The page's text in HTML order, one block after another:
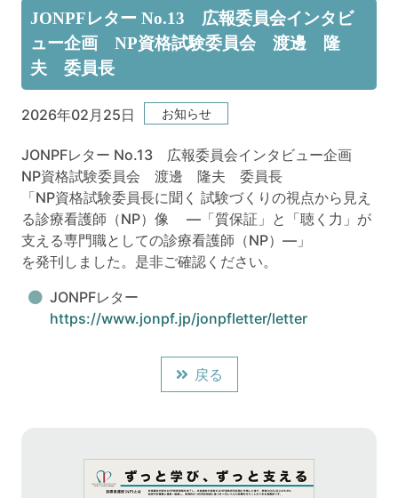
JONPFレター No.13 広報委員会インタビ
ュー企画 NP資格試験委員会 渡邊 隆
夫 委員長
2026年02月25日 お知らせ
JONPFレター No.13 広報委員会インタビュー企画
NP資格試験委員会 渡邊 隆夫 委員長
「NP資格試験委員長に聞く 試験づくりの視点から見え
る診療看護師（NP）像 ―「質保証」と「聴く力」が
支える専門職としての診療看護師（NP）―」
を発刊しました。是非ご確認ください。
JONPFレター
https://www.jonpf.jp/jonpfletter/letter
戻る